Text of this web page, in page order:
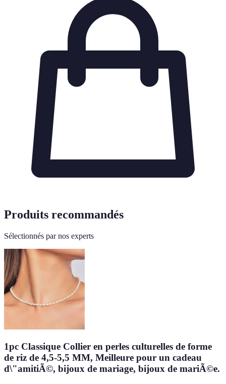
Produits recommandés
Sélectionnés par nos experts
1pc Classique Collier en perles culturelles de forme
de riz de 4,5-5,5 MM, Meilleure pour un cadeau
d\"amitiÃ©, bijoux de mariage, bijoux de mariÃ©e.